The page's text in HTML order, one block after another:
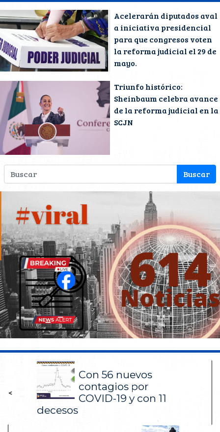
Acelerarán diputados aval
a iniciativa presidencial
para que congresos voten
la reforma judicial el 29 de
mayo.
Triunfo histórico:
Sheinbaum celebra avance
de la reforma judicial en la
SCJN
<
Con 56 nuevos
contagios por
COVID-19 y con 11
decesos